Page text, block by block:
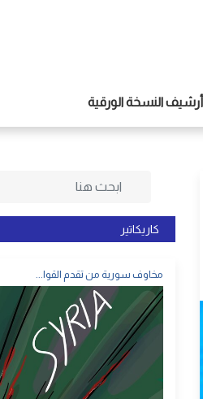
أرشيف النسخة الورقية
كاريكاتير
مخاوف سورية من تقدم القوا...